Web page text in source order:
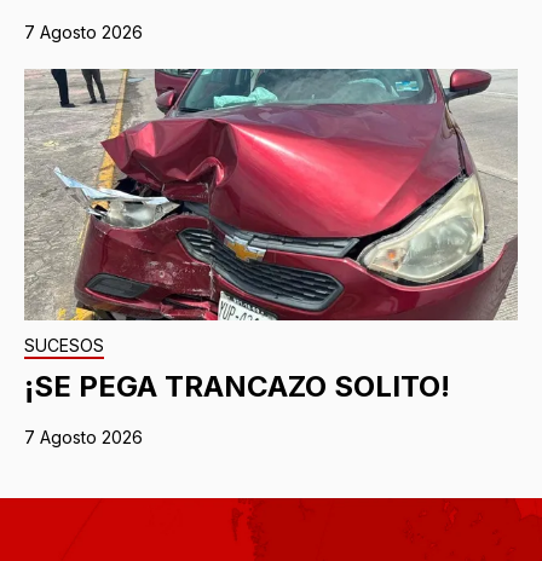
7 Agosto 2026
SUCESOS
¡SE PEGA TRANCAZO SOLITO!
7 Agosto 2026